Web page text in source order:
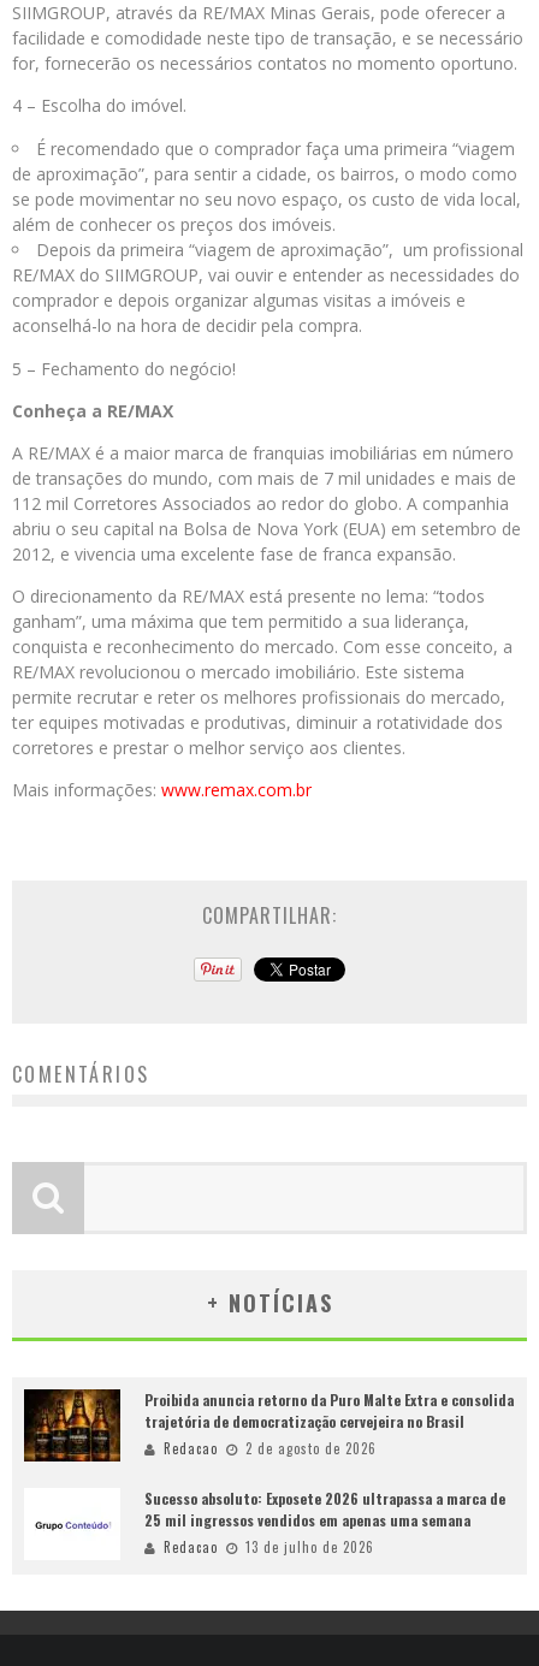
SIIMGROUP, através da RE/MAX Minas Gerais, pode oferecer a
facilidade e comodidade neste tipo de transação, e se necessário
for, fornecerão os necessários contatos no momento oportuno.
4 – Escolha do imóvel.
É recomendado que o comprador faça uma primeira “viagem
de aproximação”, para sentir a cidade, os bairros, o modo como
se pode movimentar no seu novo espaço, os custo de vida local,
além de conhecer os preços dos imóveis.
Depois da primeira “viagem de aproximação”, um profissional
RE/MAX do SIIMGROUP, vai ouvir e entender as necessidades do
comprador e depois organizar algumas visitas a imóveis e
aconselhá-lo na hora de decidir pela compra.
5 – Fechamento do negócio!
Conheça a RE/MAX
A RE/MAX é a maior marca de franquias imobiliárias em número
de transações do mundo, com mais de 7 mil unidades e mais de
112 mil Corretores Associados ao redor do globo. A companhia
abriu o seu capital na Bolsa de Nova York (EUA) em setembro de
2012, e vivencia uma excelente fase de franca expansão.
O direcionamento da RE/MAX está presente no lema: “todos
ganham”, uma máxima que tem permitido a sua liderança,
conquista e reconhecimento do mercado. Com esse conceito, a
RE/MAX revolucionou o mercado imobiliário. Este sistema
permite recrutar e reter os melhores profissionais do mercado,
ter equipes motivadas e produtivas, diminuir a rotatividade dos
corretores e prestar o melhor serviço aos clientes.
Mais informações: www.remax.com.br
COMPARTILHAR:
COMENTÁRIOS
+ NOTÍCIAS
Proibida anuncia retorno da Puro Malte Extra e consolida
trajetória de democratização cervejeira no Brasil
Redacao 2 de agosto de 2026
Sucesso absoluto: Exposete 2026 ultrapassa a marca de
25 mil ingressos vendidos em apenas uma semana
Redacao 13 de julho de 2026